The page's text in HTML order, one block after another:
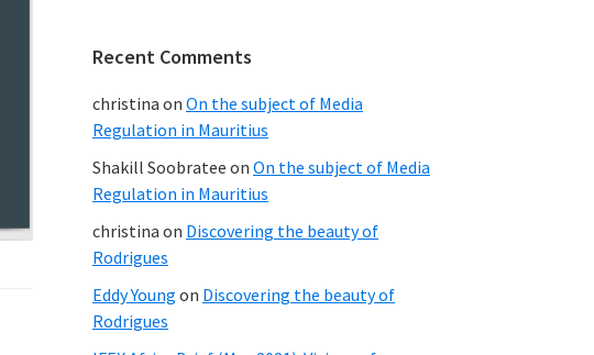
Recent Comments
christina on On the subject of Media
Regulation in Mauritius
Shakill Soobratee on On the subject of Media
Regulation in Mauritius
christina on Discovering the beauty of
Rodrigues
Eddy Young on Discovering the beauty of
Rodrigues